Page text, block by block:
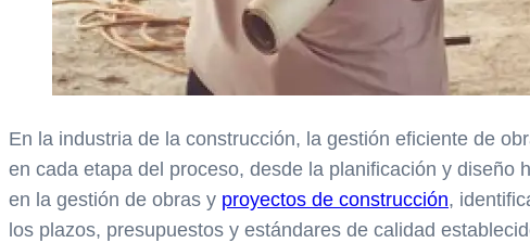
En la industria de la construcción, la gestión eficiente de
en cada etapa del proceso, desde la planificación y
en la gestión de obras y proyectos de construcción,
los plazos, presupuestos y estándares de calidad